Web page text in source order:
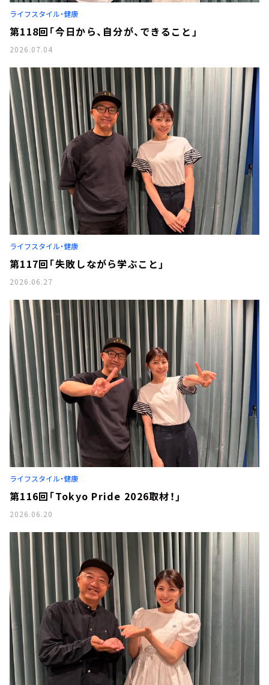
ライフスタイル・健康
第118回「今日から、自分が、できること」
2026.07.04
ライフスタイル・健康
第117回「失敗しながら学ぶこと」
2026.06.27
ライフスタイル・健康
第116回「Tokyo Pride 2026取材！」
2026.06.20